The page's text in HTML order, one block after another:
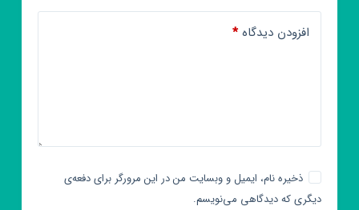
افزودن دیدگاه*
ذخیره نام، ایمیل و وبسایت من در این مرورگر برای دفعه‌ی
دیگری که دیدگاهی می‌نویسم.